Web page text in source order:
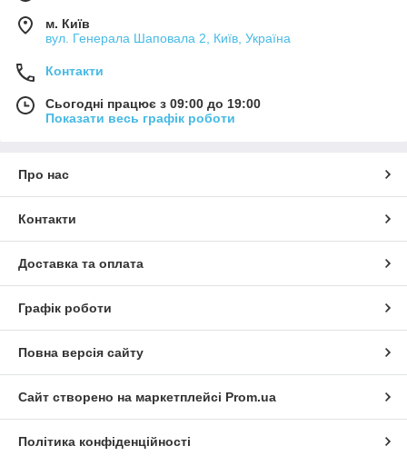
м. Київ
вул. Генерала Шаповала 2, Київ, Україна
Контакти
Сьогодні працює з 09:00 до 19:00
Показати весь графік роботи
Про нас
Контакти
Доставка та оплата
Графік роботи
Повна версія сайту
Сайт створено на маркетплейсі Prom.ua
Політика конфіденційності